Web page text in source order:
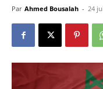
Par Ahmed Bousalah - 24